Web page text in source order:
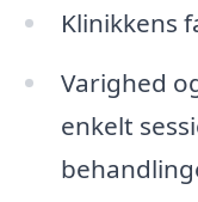
Klinikkens
Varighed
enkelt